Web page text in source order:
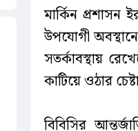
মার্কিন প্রশাসন
উপযোগী
সতর্কাবস্থায়
কাটিয়ে ওঠার
বিবিসির